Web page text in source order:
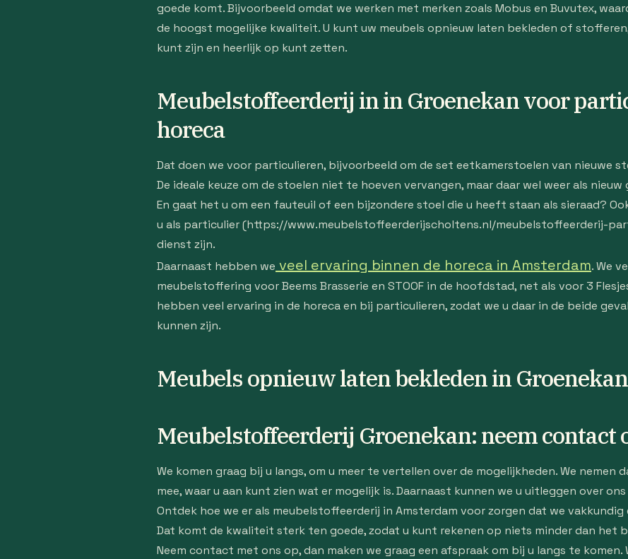
goede komt. Bijvoorbeeld omdat we werken met merken zoals Mobus en Buvutex,
de hoogst mogelijke kwaliteit. U kunt uw meubels opnieuw laten bekleden of
kunt zijn en heerlijk op kunt zetten.
Meubelstoffeerderij in in Groenekan voor
horeca
Dat doen we voor particulieren, bijvoorbeeld om de set eetkamerstoelen van nieuwe
De ideale keuze om de stoelen niet te hoeven vervangen, maar daar wel weer als
En gaat het u om een fauteuil of een bijzondere stoel die u heeft staan als sieraad?
u als particulier (https://www.meubelstoffeerderijscholtens.nl/meubelstoffeerderij-
dienst zijn.
Daarnaast hebben we veel ervaring binnen de horeca in Amsterdam. We
meubelstoffering voor Beems Brasserie en STOOF in de hoofdstad, net als voor 3
hebben veel ervaring in de horeca en bij particulieren, zodat we u daar in de beide
kunnen zijn.
Meubels opnieuw laten bekleden in Groenekan
Meubelstoffeerderij Groenekan: neem contact
We komen graag bij u langs, om u meer te vertellen over de mogelijkheden. We nemen
mee, waar u aan kunt zien wat er mogelijk is. Daarnaast kunnen we u uitleggen over
Ontdek hoe we er als meubelstoffeerderij in Amsterdam voor zorgen dat we
Dat komt de kwaliteit sterk ten goede, zodat u kunt rekenen op niets minder dan het
Neem contact met ons op, dan maken we graag een afspraak om bij u langs te komen.